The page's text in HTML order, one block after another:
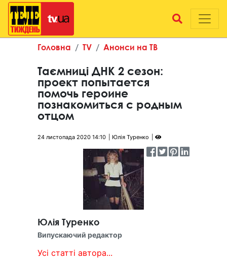
Головна TV Анонси на ТВ
Таємниці ДНК 2 сезон:
проект попытается
помочь героине
познакомиться с родным
отцом
24 листопада 2020 14:10 Юлія Туренко
Юлія Туренко
Випускаючий редактор
Усі статті автора...